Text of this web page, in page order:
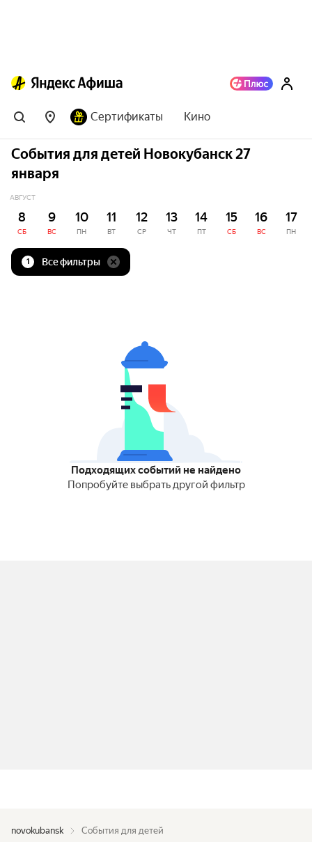
Сертификаты Кино
События для детей Новокубанск 27
января
АВГУСТ
8
СБ
9
ВС
10
ПН
11
ВТ
12
СР
13
ЧТ
14
ПТ
15
СБ
16
ВС
17
ПН
1 Все фильтры
Подходящих событий не найдено
Попробуйте выбрать другой фильтр
novokubansk События для детей